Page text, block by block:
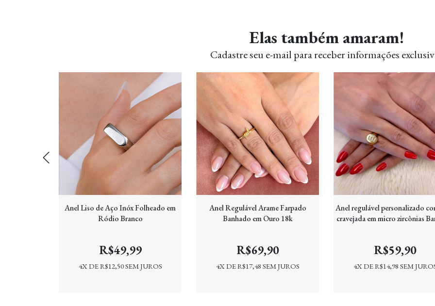
Elas também amaram!
Cadastre seu e-mail para receber informações
Anel Liso de Aço Inóx Folheado em
Ródio Branco
R$49,99
4X DER$12,50SEM JUROS
Anel Regulável Arame Farpado
Banhado em Ouro 18k
R$69,90
4X DER$17,48 SEM JUROS
Anel regulável personalizado
cravejada em micro zircônias
R$59,90
4X DER$14,98 SEM